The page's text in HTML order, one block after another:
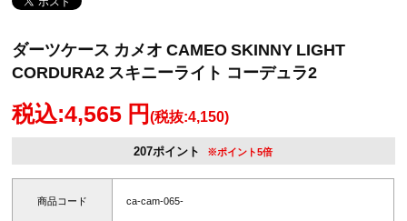
ダーツケース カメオ CAMEO SKINNY LIGHT
CORDURA2 スキニーライト コーデュラ2
税込:4,565 円(税抜:4,150)
207ポイント ※ポイント5倍
商品コード ca-cam-065-